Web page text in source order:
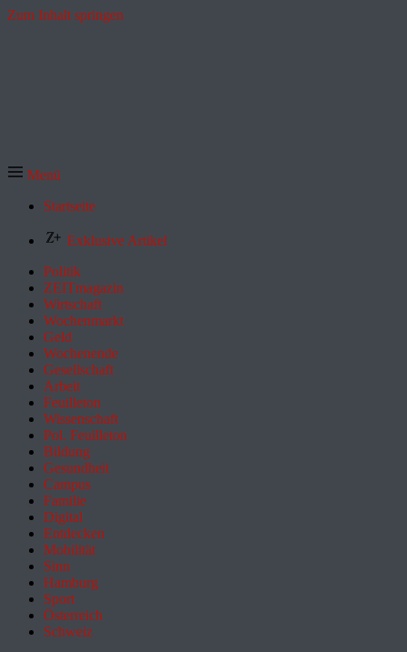
Zum Inhalt springen
Menü
Startseite
Exklusive Artikel
Politik
ZEITmagazin
Wirtschaft
Wochenmarkt
Geld
Wochenende
Gesellschaft
Arbeit
Feuilleton
Wissenschaft
Pol. Feuilleton
Bildung
Gesundheit
Campus
Familie
Digital
Entdecken
Mobilität
Sinn
Hamburg
Sport
Österreich
Schweiz